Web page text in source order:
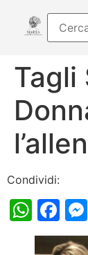
Tagli
Condividi: